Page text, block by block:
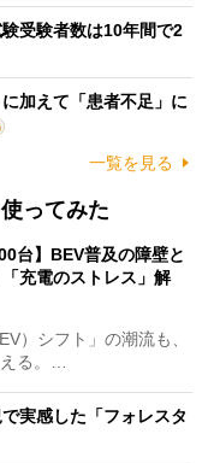
受験者数は10年間で2
加えて「患者不足」に
一覧を見る
ってみた
台】BEV普及の障壁と
充電のストレス」解
）シフト」の潮流も、
る。…
実感した「フォレスタ